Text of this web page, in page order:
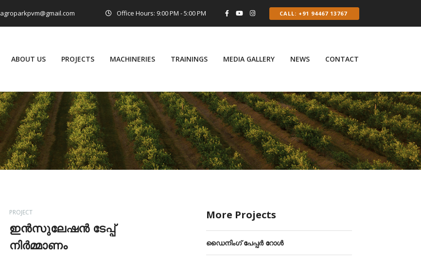
agroparkpvm@gmail.com Office Hours: 9:00 PM - 5:00 PM CALL: +91 94467 13767
ABOUT US PROJECTS MACHINERIES TRAININGS MEDIA GALLERY NEWS CONTACT
PROJECT
ഇൻസുലേഷൻ ടേപ്പ്
നിർമ്മാണം
More Projects
ഡൈനിംഗ് പേപ്പർ റോൾ